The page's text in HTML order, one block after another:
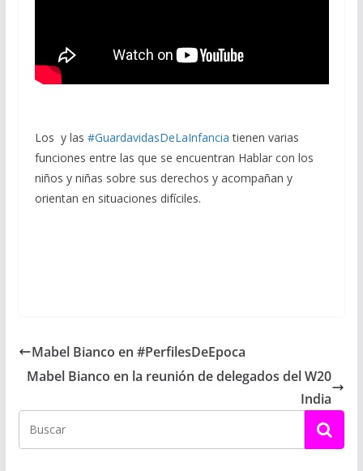
Los y las #GuardavidasDeLaInfancia tienen varias
funciones entre las que se encuentran Hablar con los
niños y niñas sobre sus derechos y acompañan y
orientan en situaciones difíciles.
Mabel Bianco en #PerfilesDeEpoca
Mabel Bianco en la reunión de delegados del W20
India